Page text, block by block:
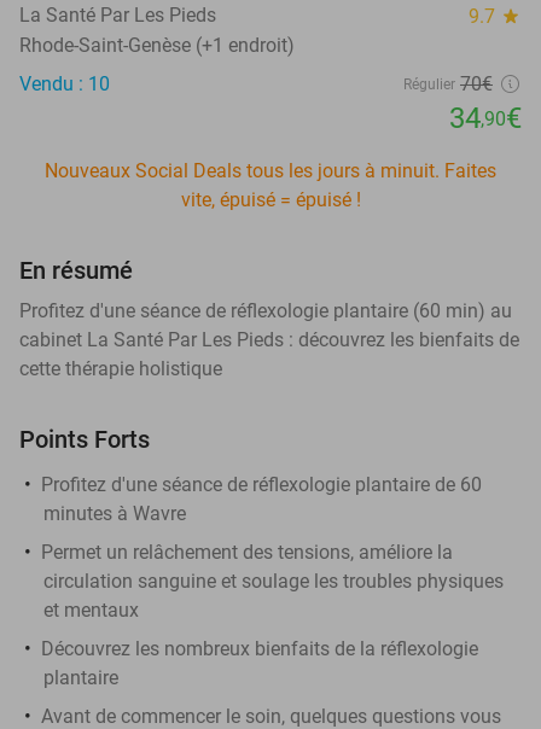
La Santé Par Les Pieds 9.7 star
Rhode-Saint-Genèse (+1 endroit)
Vendu : 10
Régulier 70€
34,90€
Nouveaux Social Deals tous les jours à minuit. Faites
vite, épuisé = épuisé !
En résumé
Profitez d'une séance de réflexologie plantaire (60 min) au
cabinet La Santé Par Les Pieds : découvrez les bienfaits de
cette thérapie holistique
Points Forts
Profitez d'une séance de réflexologie plantaire de 60
minutes à Wavre
Permet un relâchement des tensions, améliore la
circulation sanguine et soulage les troubles physiques
et mentaux
Découvrez les nombreux bienfaits de la réflexologie
plantaire
Avant de commencer le soin, quelques questions vous